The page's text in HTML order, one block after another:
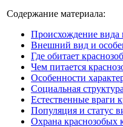
Содержание материала:
Происхождение вида
Внешний вид и
Где обитает
Чем питается
Особенности
Социальная
Естественные враги
Популяция и статус
Охрана краснозобых